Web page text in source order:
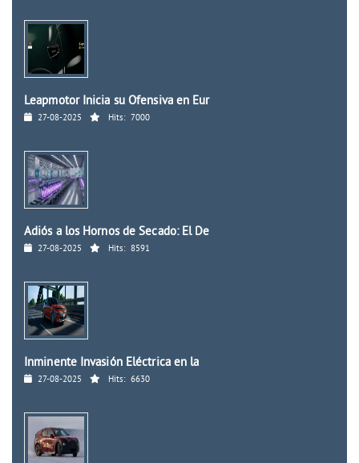
Leapmotor Inicia su Ofensiva en Eur
27-08-2025 Hits: 7000
Adiós a los Hornos de Secado: El De
27-08-2025 Hits: 8591
Inminente Invasión Eléctrica en la
27-08-2025 Hits: 6630